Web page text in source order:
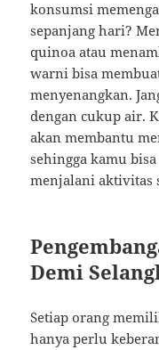
konsumsi
sepanjang hari?
quinoa atau
warni bisa
menyenangkan.
dengan cukup air.
akan membantu
sehingga kamu
menjalani aktivitas
Demi
Setiap orang
hanya perlu